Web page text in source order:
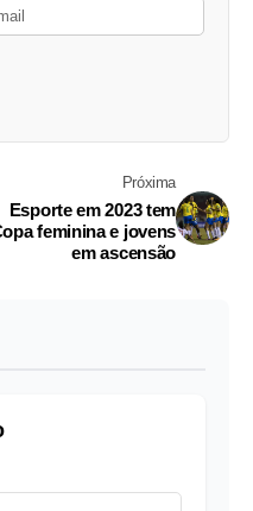
Próxima
Esporte em 2023 tem
feminina e jovens
em ascensão